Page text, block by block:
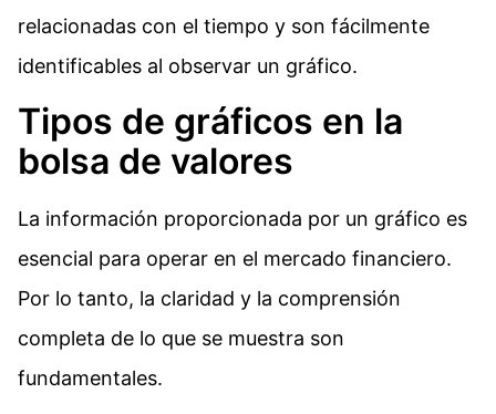
relacionadas con el tiempo y son fácilmente
identificables al observar un gráfico.
Tipos de gráficos en la
bolsa de valores
La información proporcionada por un gráfico es
esencial para operar en el mercado financiero.
Por lo tanto, la claridad y la comprensión
completa de lo que se muestra son
fundamentales.